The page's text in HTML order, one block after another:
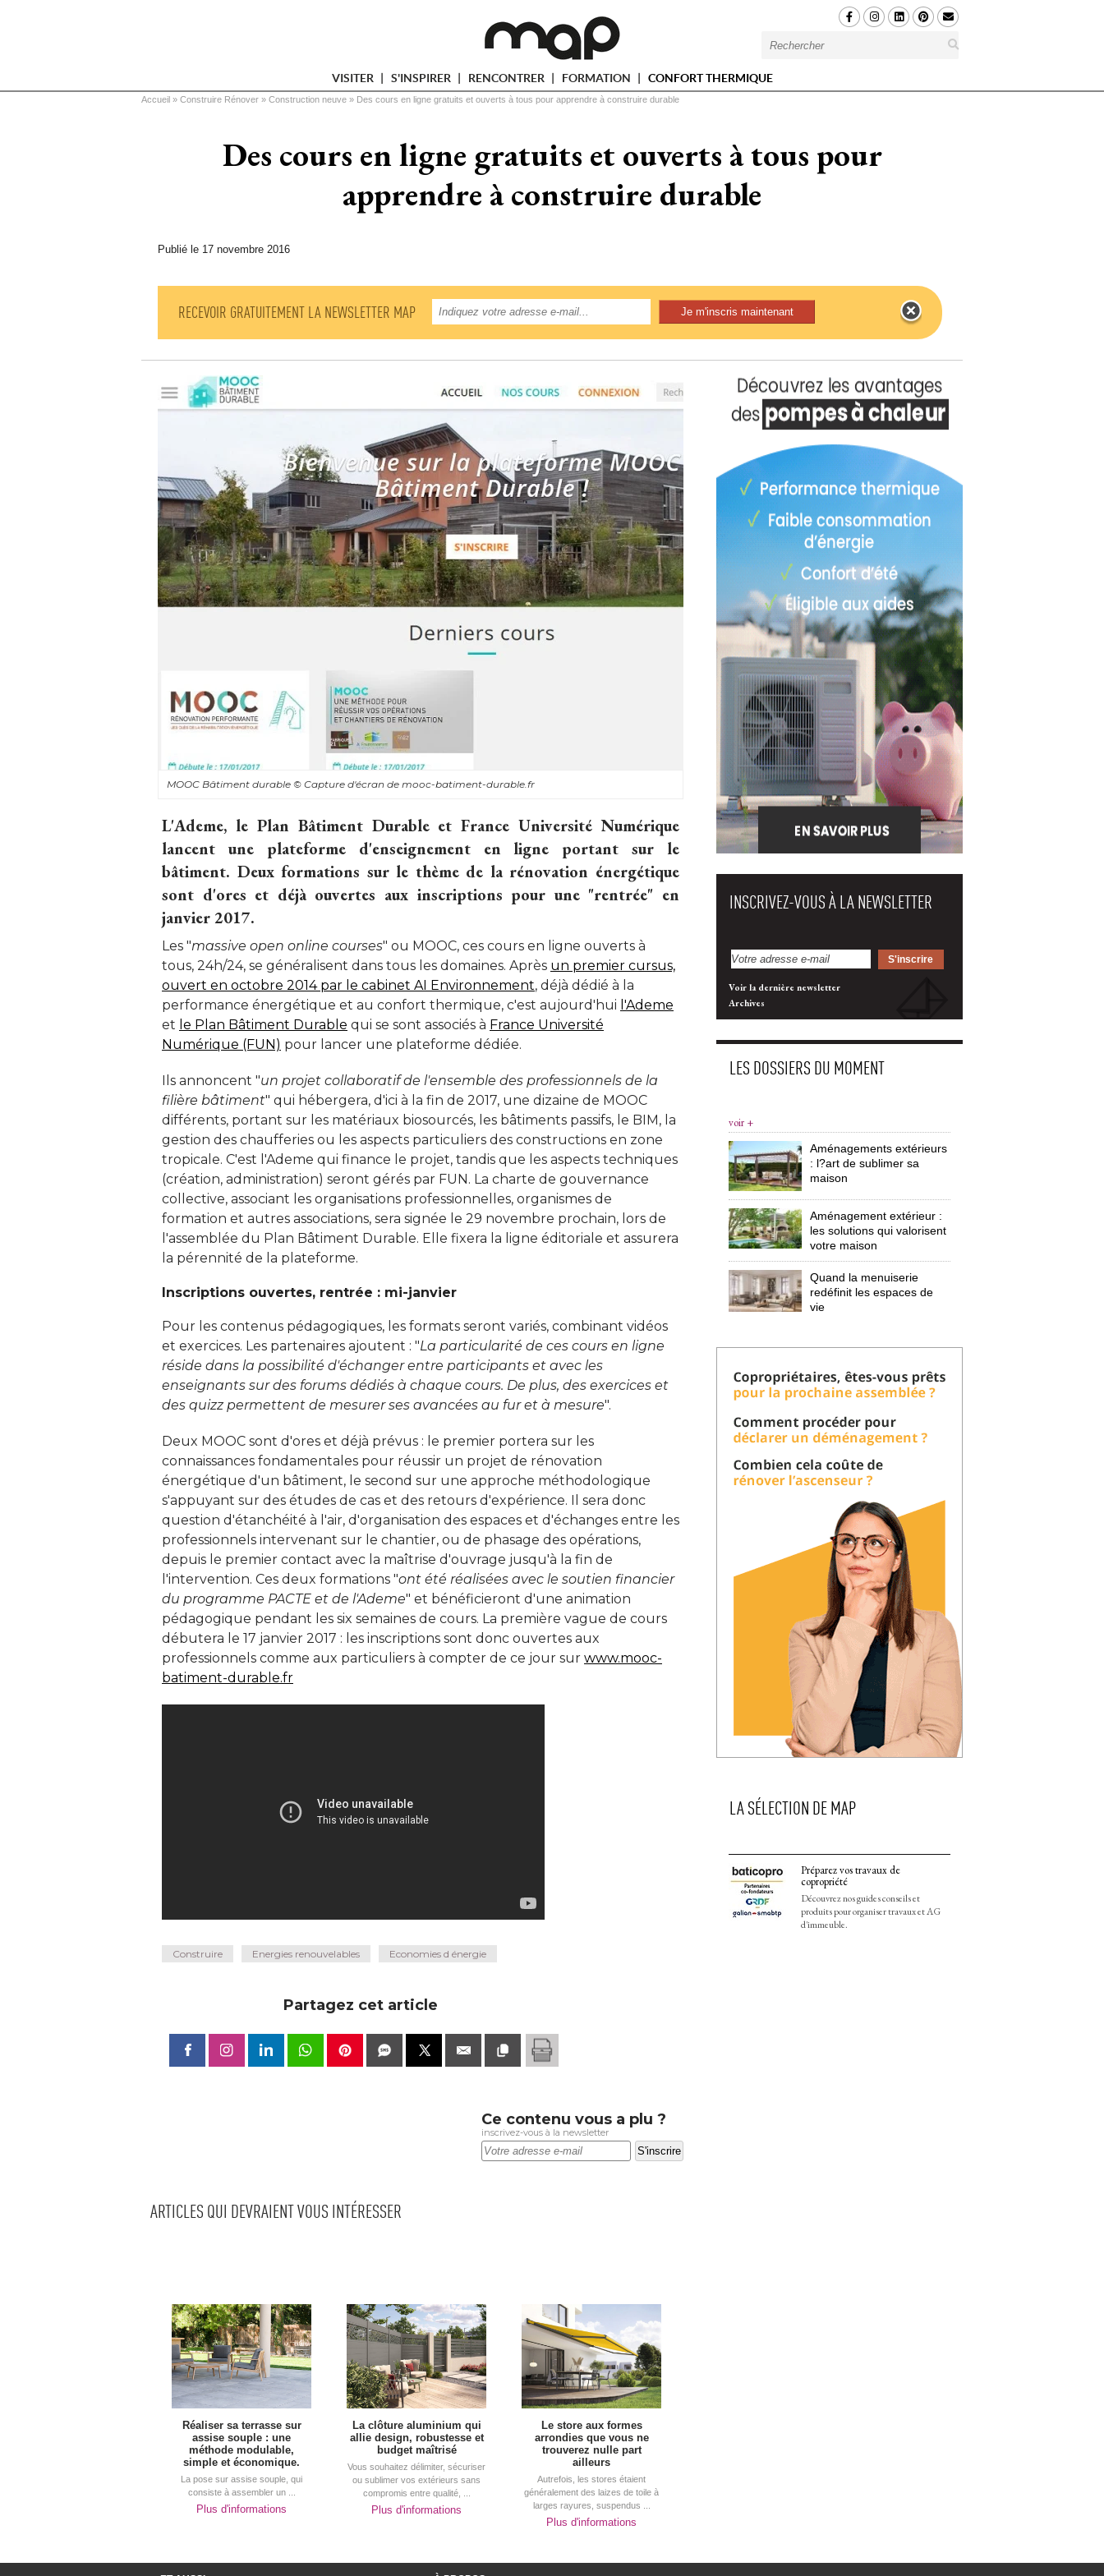
VISITER S'INSPIRER RENCONTRER FORMATION CONFORT THERMIQUE
Vous êtes ici
Accueil » Construire Rénover » Construction neuve » Des cours en ligne gratuits et ouverts à tous pour apprendre à construire durable
Des cours en ligne gratuits et ouverts à tous pour
apprendre à construire durable
Publié le 17 novembre 2016
RECEVOIR GRATUITEMENT LA NEWSLETTER MAP
MOOC Bâtiment durable© Capture d'écran de mooc-batiment-durable.fr
L'Ademe, le Plan Bâtiment Durable et France Université Numérique
lancent une plateforme d'enseignement en ligne portant sur le
bâtiment. Deux formations sur le thème de la rénovation énergétique
sont d'ores et déjà ouvertes aux inscriptions pour une "rentrée" en
janvier 2017.
Les "massive open online courses" ou MOOC, ces cours en ligne ouverts à
tous, 24h/24, se généralisent dans tous les domaines. Après un premier cursus,
ouvert en octobre 2014 par le cabinet AI Environnement, déjà dédié à la
performance énergétique et au confort thermique, c'est aujourd'hui l'Ademe
et le Plan Bâtiment Durable qui se sont associés à France Université
Numérique (FUN) pour lancer une plateforme dédiée.
Ils annoncent "un projet collaboratif de l'ensemble des professionnels de la
filière bâtiment" qui hébergera, d'ici à la fin de 2017, une dizaine de MOOC
différents, portant sur les matériaux biosourcés, les bâtiments passifs, le BIM, la
gestion des chaufferies ou les aspects particuliers des constructions en zone
tropicale. C'est l'Ademe qui finance le projet, tandis que les aspects techniques
(création, administration) seront gérés par FUN. La charte de gouvernance
collective, associant les organisations professionnelles, organismes de
formation et autres associations, sera signée le 29 novembre prochain, lors de
l'assemblée du Plan Bâtiment Durable. Elle fixera la ligne éditoriale et assurera
la pérennité de la plateforme.
Inscriptions ouvertes, rentrée : mi-janvier
Pour les contenus pédagogiques, les formats seront variés, combinant vidéos
et exercices. Les partenaires ajoutent : "La particularité de ces cours en ligne
réside dans la possibilité d'échanger entre participants et avec les
enseignants sur des forums dédiés à chaque cours. De plus, des exercices et
des quizz permettent de mesurer ses avancées au fur et à mesure".
Deux MOOC sont d'ores et déjà prévus : le premier portera sur les
connaissances fondamentales pour réussir un projet de rénovation
énergétique d'un bâtiment, le second sur une approche méthodologique
s'appuyant sur des études de cas et des retours d'expérience. Il sera donc
question d'étanchéité à l'air, d'organisation des espaces et d'échanges entre les
professionnels intervenant sur le chantier, ou de phasage des opérations,
depuis le premier contact avec la maîtrise d'ouvrage jusqu'à la fin de
l'intervention. Ces deux formations "ont été réalisées avec le soutien financier
du programme PACTE et de l'Ademe" et bénéficieront d'une animation
pédagogique pendant les six semaines de cours. La première vague de cours
débutera le 17 janvier 2017 : les inscriptions sont donc ouvertes aux
professionnels comme aux particuliers à compter de ce jour sur www.mooc-
batiment-durable.fr
Construire Energies renouvelables Economies d énergie
Partagez cet article
Ce contenu vous a plu ?
inscrivez-vous à la newsletter
ARTICLES QUI DEVRAIENT VOUS INTÉRESSER
Réaliser sa terrasse sur
assise souple : une
méthode modulable,
simple et économique.
La pose sur assise souple, qui
consiste à assembler un ...
Plus d'informations
La clôture aluminium qui
allie design, robustesse et
budget maîtrisé
Vous souhaitez délimiter, sécuriser
ou sublimer vos extérieurs sans
compromis entre qualité, ...
Plus d'informations
Le store aux formes
arrondies que vous ne
trouverez nulle part
ailleurs
Autrefois, les stores étaient
généralement des laizes de toile à
larges rayures, suspendus ...
Plus d'informations
INSCRIVEZ-VOUS À LA NEWSLETTER
Voir la dernière newsletter
Archives
LES DOSSIERS DU MOMENT
voir +
Aménagements extérieurs
: l?art de sublimer sa
maison
Aménagement extérieur :
les solutions qui valorisent
votre maison
Quand la menuiserie
redéfinit les espaces de
vie
LA SÉLECTION DE MAP
Préparez vos travaux de
copropriété
Découvrez nos guides conseils et
produits pour organiser travaux et AG
d'immeuble.